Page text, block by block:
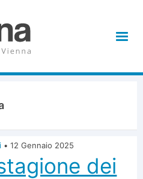
• 12 Gennaio 2025
dei